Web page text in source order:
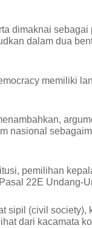
dimaknai
dalam dua
memiliki
nasional
pemilihan
22E Undang-
sipil (civil society),
dari kacamata